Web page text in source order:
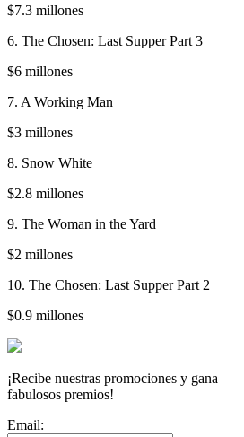
$7.3 millones
6. The Chosen: Last Supper Part 3
$6 millones
7. A Working Man
$3 millones
8. Snow White
$2.8 millones
9. The Woman in the Yard
$2 millones
10. The Chosen: Last Supper Part 2
$0.9 millones
¡Recibe nuestras promociones y gana
fabulosos premios!
Email: